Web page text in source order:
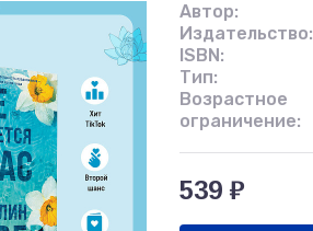
Автор:
Издательство:
ISBN:
Тип:
Возрастное
ограничение:
539 ₽